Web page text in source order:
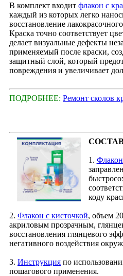
В комплект входит флакон с
каждый из которых легко
восстановление
Краска точно соответствует
делает визуальные дефекты
применяемый после краски,
защитный слой, который
повреждения и увеличивает
ПОДРОБНЕЕ: Ремонт сколов
1.
коду
2. Флакон с кисточкой, объем
акриловым прозрачным,
восстановления глянцевого
негативного воздействия
3. Инструкция по
пошагового применения.